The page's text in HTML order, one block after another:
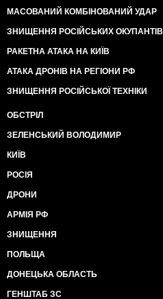
МАСОВАНИЙ КОМБІНОВАНИЙ УДАР
ЗНИЩЕННЯ РОСІЙСЬКИХ ОКУПАНТІВ
РАКЕТНА АТАКА НА КИЇВ
АТАКА ДРОНІВ НА РЕГІОНИ РФ
ЗНИЩЕННЯ РОСІЙСЬКОЇ ТЕХНІКИ
ОБСТРІЛ
ЗЕЛЕНСЬКИЙ ВОЛОДИМИР
КИЇВ
РОСІЯ
ДРОНИ
АРМІЯ РФ
ЗНИЩЕННЯ
ПОЛЬЩА
ДОНЕЦЬКА ОБЛАСТЬ
ГЕНШТАБ ЗС